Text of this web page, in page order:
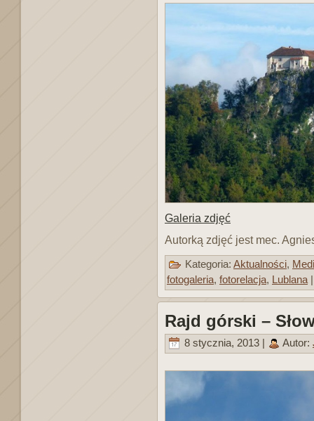
Galeria zdjęć
Autorką zdjęć jest mec.
Kategoria: Aktualności,
fotogaleria, fotorelacja, Lublana
Rajd górski –
8 stycznia, 2013 | Autor: